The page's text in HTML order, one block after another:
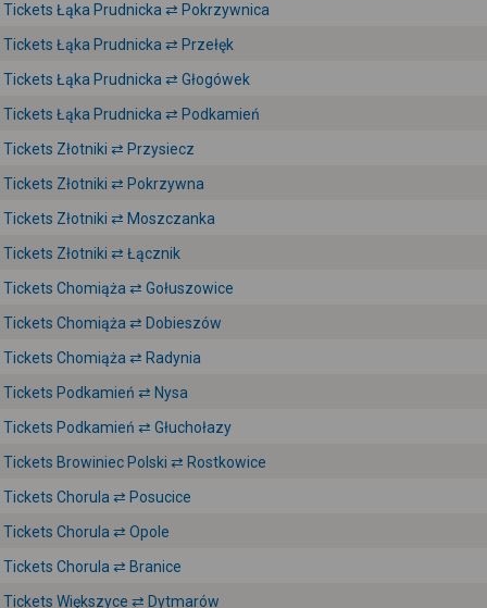
Tickets Łąka Prudnicka ⇄ Pokrzywnica
Tickets Łąka Prudnicka ⇄ Przełęk
Tickets Łąka Prudnicka ⇄ Głogówek
Tickets Łąka Prudnicka ⇄ Podkamień
Tickets Złotniki ⇄ Przysiecz
Tickets Złotniki ⇄ Pokrzywna
Tickets Złotniki ⇄ Moszczanka
Tickets Złotniki ⇄ Łącznik
Tickets Chomiąża ⇄ Gołuszowice
Tickets Chomiąża ⇄ Dobieszów
Tickets Chomiąża ⇄ Radynia
Tickets Podkamień ⇄ Nysa
Tickets Podkamień ⇄ Głuchołazy
Tickets Browiniec Polski ⇄ Rostkowice
Tickets Chorula ⇄ Posucice
Tickets Chorula ⇄ Opole
Tickets Chorula ⇄ Branice
Tickets Większyce ⇄ Dytmarów